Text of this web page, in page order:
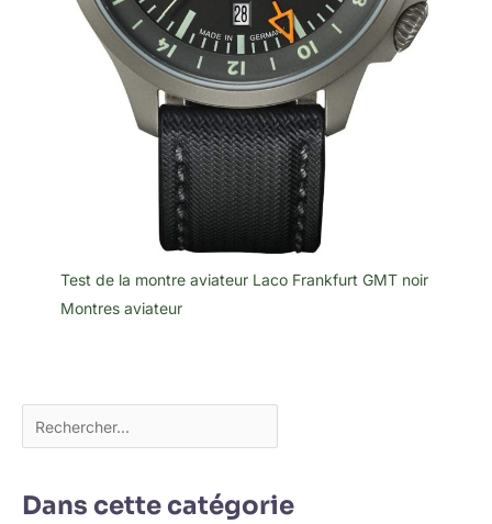
Test de la montre aviateur Laco Frankfurt GMT noir
Montres aviateur
Dans cette catégorie